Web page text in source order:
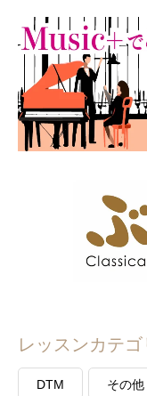
レッスンカテゴ
DTM その他